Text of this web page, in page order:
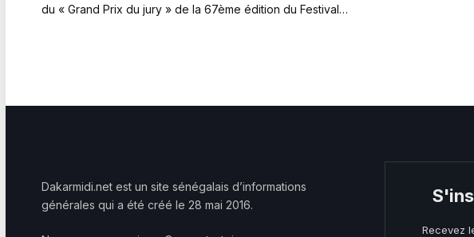
du « Grand Prix du jury » de la 67ème édition du Festival…
Dakarmidi.net est un site sénégalais d’informations
générales qui a été créé le 28 mai 2016.
Recevez